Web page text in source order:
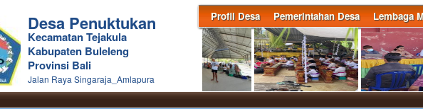
Profil Desa Pemerintahan Desa Lembaga
Desa Penuktukan
Kecamatan Tejakula
Kabupaten Buleleng
Provinsi Bali
Jalan Raya Singaraja_Amlapura